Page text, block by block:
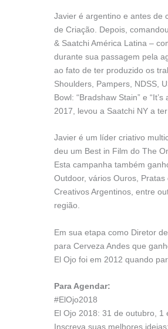
Javier é argentino e antes de
de Criação. Depois,
& Saatchi América Latina –
durante sua passagem pela
ao fato de ter produzido os
Shoulders, Pampers, NDSS,
Bowl: “Bradshaw Stain” e
2017, levou a Saatchi NY a
Javier é um líder criativo
deu um Best in Film do The
Esta campanha também
Outdoor, vários Ouros,
Creativos Argentinos, entre
região.
Em sua etapa como Diretor
para Cerveza Andes que
El Ojo foi em 2012 quando
Para Agendar:
#ElOjo2018
El Ojo 2018: 31 de outubro,
Inscreva suas melhores ideias: